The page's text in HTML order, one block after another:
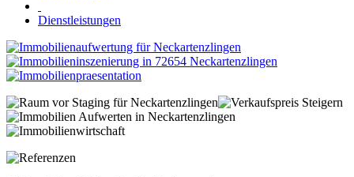
Dienstleistungen